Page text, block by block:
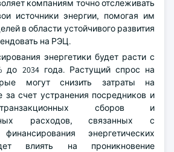
компаниям точно отслеживать
источники энергии, помогая им
в области устойчивого развития
на РЭЦ.
энергетики будет расти с
до 2034 года. Растущий спрос на
могут снизить затраты на
за счет устранения посредников и
сборов и
расходов, связанных с
энергетических
влиять на проникновение